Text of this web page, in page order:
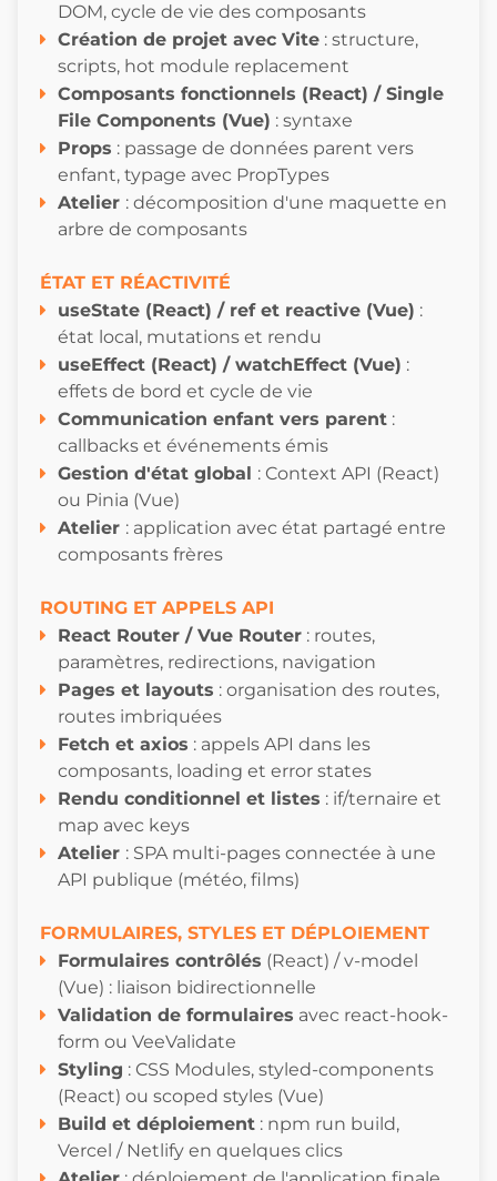
DOM, cycle de vie des composants
Création de projet avec Vite : structure,
scripts, hot module replacement
Composants fonctionnels (React) / Single
File Components (Vue) : syntaxe
Props : passage de données parent vers
enfant, typage avec PropTypes
Atelier : décomposition d'une maquette en
arbre de composants
ÉTAT ET RÉACTIVITÉ
useState (React) / ref et reactive (Vue) :
état local, mutations et rendu
useEffect (React) / watchEffect (Vue) :
effets de bord et cycle de vie
Communication enfant vers parent :
callbacks et événements émis
Gestion d'état global : Context API (React)
ou Pinia (Vue)
Atelier : application avec état partagé entre
composants frères
ROUTING ET APPELS API
React Router / Vue Router : routes,
paramètres, redirections, navigation
Pages et layouts : organisation des routes,
routes imbriquées
Fetch et axios : appels API dans les
composants, loading et error states
Rendu conditionnel et listes : if/ternaire et
map avec keys
Atelier : SPA multi-pages connectée à une
API publique (météo, films)
FORMULAIRES, STYLES ET DÉPLOIEMENT
Formulaires contrôlés (React) / v-model
(Vue) : liaison bidirectionnelle
Validation de formulaires avec react-hook-
form ou VeeValidate
Styling : CSS Modules, styled-components
(React) ou scoped styles (Vue)
Build et déploiement : npm run build,
Vercel / Netlify en quelques clics